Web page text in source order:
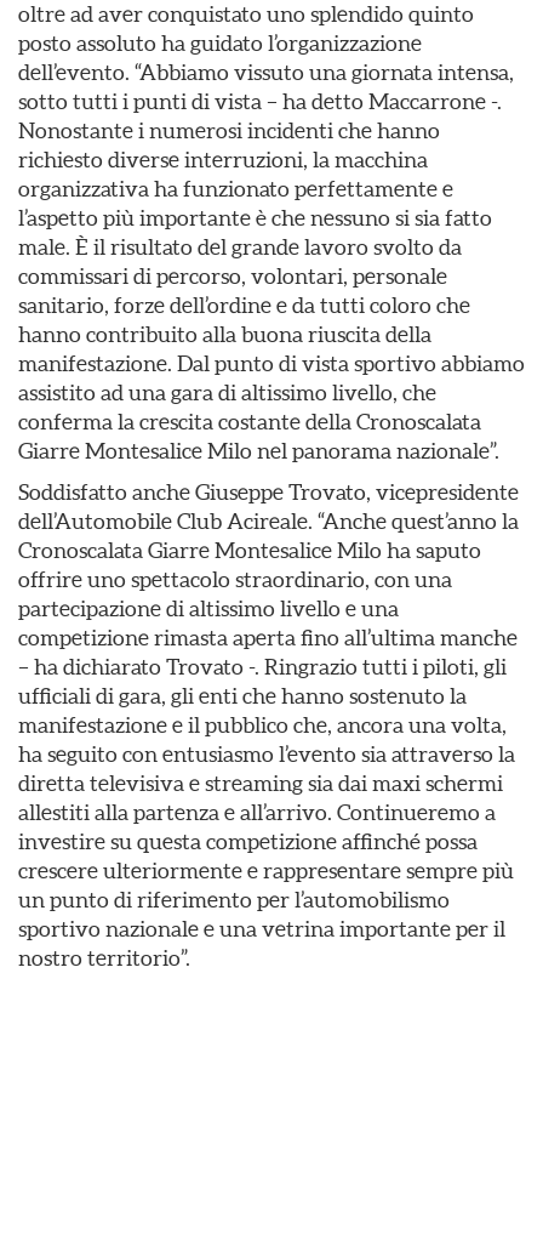
oltre ad aver conquistato uno splendido quinto
posto assoluto ha guidato l’organizzazione
dell’evento. “Abbiamo vissuto una giornata intensa,
sotto tutti i punti di vista – ha detto Maccarrone -.
Nonostante i numerosi incidenti che hanno
richiesto diverse interruzioni, la macchina
organizzativa ha funzionato perfettamente e
l’aspetto più importante è che nessuno si sia fatto
male. È il risultato del grande lavoro svolto da
commissari di percorso, volontari, personale
sanitario, forze dell’ordine e da tutti coloro che
hanno contribuito alla buona riuscita della
manifestazione. Dal punto di vista sportivo abbiamo
assistito ad una gara di altissimo livello, che
conferma la crescita costante della Cronoscalata
Giarre Montesalice Milo nel panorama nazionale”.
Soddisfatto anche Giuseppe Trovato, vicepresidente
dell’Automobile Club Acireale. “Anche quest’anno la
Cronoscalata Giarre Montesalice Milo ha saputo
offrire uno spettacolo straordinario, con una
partecipazione di altissimo livello e una
competizione rimasta aperta fino all’ultima manche
– ha dichiarato Trovato -. Ringrazio tutti i piloti, gli
ufficiali di gara, gli enti che hanno sostenuto la
manifestazione e il pubblico che, ancora una volta,
ha seguito con entusiasmo l’evento sia attraverso la
diretta televisiva e streaming sia dai maxi schermi
allestiti alla partenza e all’arrivo. Continueremo a
investire su questa competizione affinché possa
crescere ulteriormente e rappresentare sempre più
un punto di riferimento per l’automobilismo
sportivo nazionale e una vetrina importante per il
nostro territorio”.